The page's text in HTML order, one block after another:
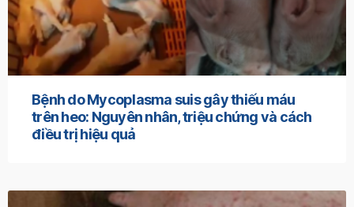
Bệnh do Mycoplasma suis gây thiếu máu
trên heo: Nguyên nhân, triệu chứng và cách
điều trị hiệu quả